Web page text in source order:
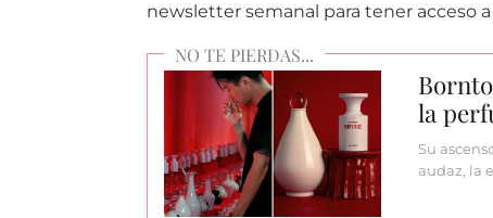
newsletter semanal para tener acceso
la
Su
audaz, la